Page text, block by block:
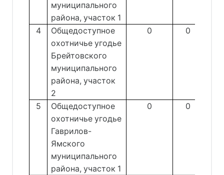
муниципального
района, участок 1
4
Общедоступное
охотничье угодье
Брейтовского
муниципального
района, участок
2
0 0
5
Общедоступное
охотничье угодье
Гаврилов-
Ямского
муниципального
района, участок 1
0 0